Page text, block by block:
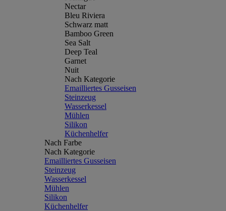
Nectar
Bleu Riviera
Schwarz matt
Bamboo Green
Sea Salt
Deep Teal
Garnet
Nuit
Nach Kategorie
Emailliertes Gusseisen
Steinzeug
Wasserkessel
Mühlen
Silikon
Küchenhelfer
Nach Farbe
Nach Kategorie
Emailliertes Gusseisen
Steinzeug
Wasserkessel
Mühlen
Silikon
Küchenhelfer